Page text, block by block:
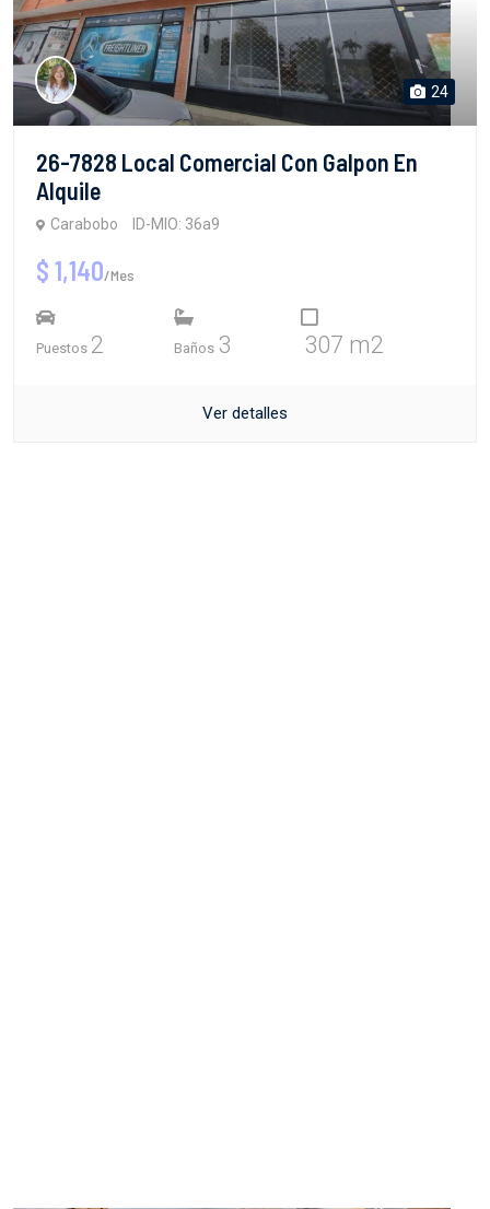
24
26-7828 Local Comercial Con Galpon En
Alquile
Carabobo ID-MIO: 36a9
$ 1,140/Mes
Puestos 2 Baños 3 307 m2
Ver detalles